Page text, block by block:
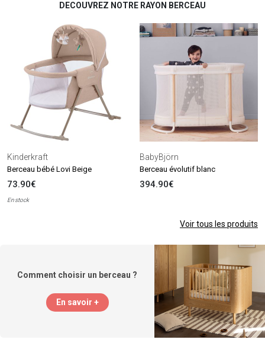
DECOUVREZ NOTRE RAYON BERCEAU
Kinderkraft
Berceau bébé Lovi Beige
73.90€
En stock
BabyBjörn
Berceau évolutif blanc
394.90€
Voir tous les produits
Comment choisir un berceau ?
En savoir +